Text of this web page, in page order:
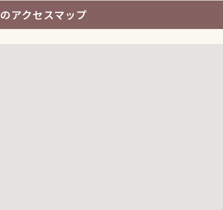
アクセスマップ